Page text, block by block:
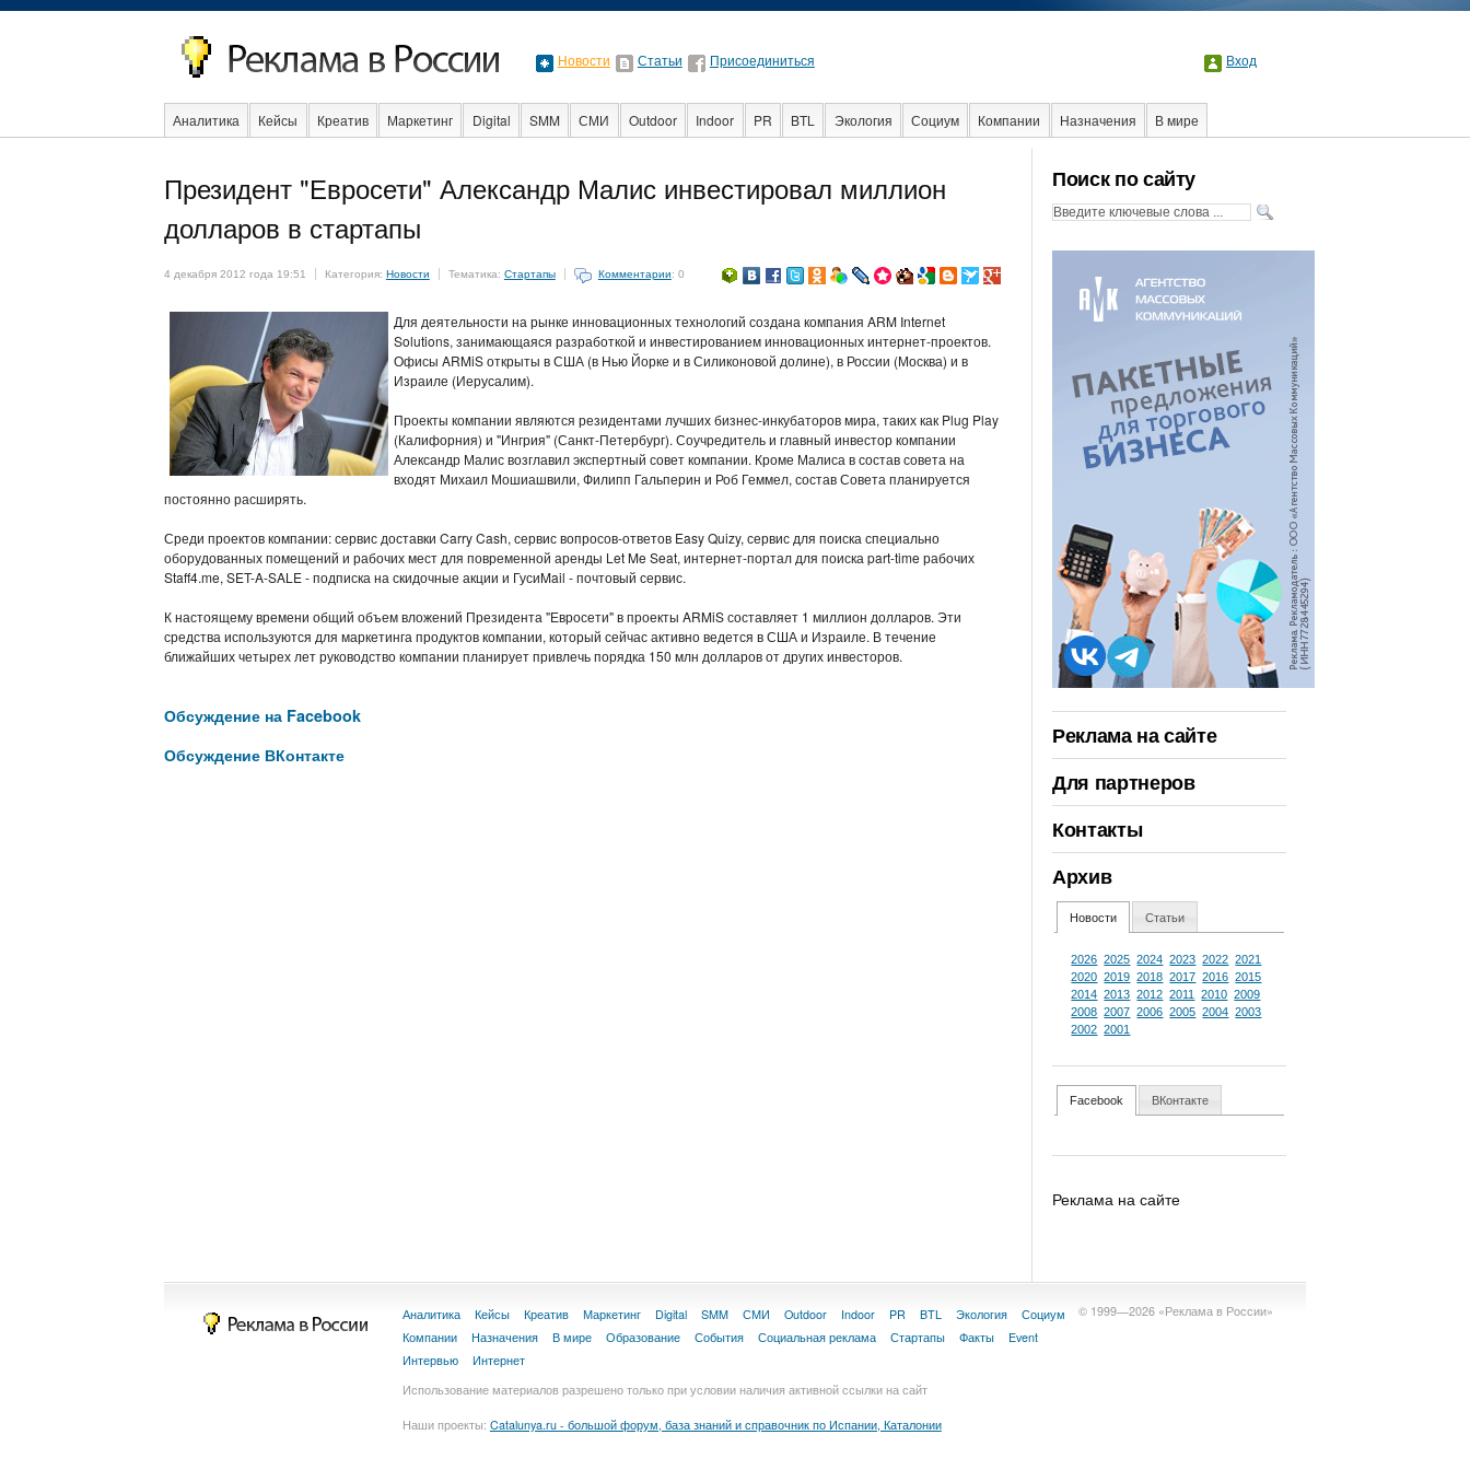
Новости Статьи Присоединиться Вход
Аналитика Кейсы Креатив Маркетинг Digital SMM СМИ Outdoor Indoor PR BTL Экология Социум Компании Назначения
В мире
Поиск по сайту
Реклама на сайте
Для партнеров
Контакты
Архив
Новости Статьи
2026 2025 2024 2023 2022 2021
2020 2019 2018 2017 2016 2015
2014 2013 2012 2011 2010 2009
2008 2007 2006 2005 2004 2003
2002 2001
Facebook ВКонтакте
Реклама на сайте
Президент "Евросети" Александр Малис инвестировал миллион
долларов в стартапы
4 декабря 2012 года 19:51 Категория: Новости Тематика: Стартапы Комментарии: 0
Для деятельности на рынке инновационных технологий создана компания ARM Internet
Solutions, занимающаяся разработкой и инвестированием инновационных интернет-проектов.
Офисы ARMiS открыты в США (в Нью Йорке и в Силиконовой долине), в России (Москва) и в
Израиле (Иерусалим).
Проекты компании являются резидентами лучших бизнес-инкубаторов мира, таких как Plug Play
(Калифорния) и "Ингрия" (Санкт-Петербург). Соучредитель и главный инвестор компании
Александр Малис возглавил экспертный совет компании. Кроме Малиса в состав совета на
входят Михаил Мошиашвили, Филипп Гальперин и Роб Геммел, состав Совета планируется
постоянно расширять.
Среди проектов компании: сервис доставки Carry Cash, сервис вопросов-ответов Easy Quizy, сервис для поиска специально
оборудованных помещений и рабочих мест для повременной аренды Let Me Seat, интернет-портал для поиска part-time рабочих
Staff4.me, SET-A-SALE - подписка на скидочные акции и ГусиMail - почтовый сервис.
К настоящему времени общий объем вложений Президента "Евросети" в проекты ARMiS составляет 1 миллион долларов. Эти
средства используются для маркетинга продуктов компании, который сейчас активно ведется в США и Израиле. В течение
ближайших четырех лет руководство компании планирует привлечь порядка 150 млн долларов от других инвесторов.
Обсуждение на Facebook
Обсуждение ВКонтакте
© 1999—2026 «Реклама в России»
Аналитика Кейсы Креатив Маркетинг Digital SMM СМИ Outdoor Indoor PR BTL Экология
Социум
Компании
Назначения В мире Образование События Социальная реклама Стартапы Факты
Event
Интервью
Интернет
Использование материалов разрешено только при условии наличия активной ссылки на сайт
Наши проекты: Catalunya.ru - большой форум, база знаний и справочник по Испании, Каталонии